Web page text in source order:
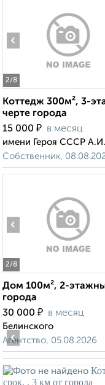
2/8
‹
Коттедж 300м², 3-
черте города
15 000 ₽ в месяц
имени Героя СССР
Собственник,
2/8
‹
Дом 100м², 2-
города
30 000 ₽ в месяц
Белинского
Агентство, 05.08.2026
‹